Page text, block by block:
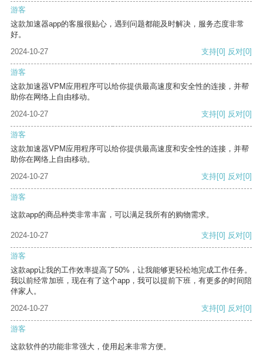
游客
这款加速器app的客服很贴心，遇到问题都能及时解决，服务态度非常
好。
2024-10-27
支持[0] 反对[0]
游客
这款加速器VPM应用程序可以给你提供最高速度和安全性的连接，并帮
助你在网络上自由移动。
2024-10-27
支持[0] 反对[0]
游客
这款加速器VPM应用程序可以给你提供最高速度和安全性的连接，并帮
助你在网络上自由移动。
2024-10-27
支持[0] 反对[0]
游客
这款app的商品种类非常丰富，可以满足我所有的购物需求。
2024-10-27 支持[0] 反对[0]
游客
这款app让我的工作效率提高了50%，让我能够更轻松地完成工作任务。
我以前经常加班，现在有了这个app，我可以提前下班，有更多的时间陪
伴家人。
2024-10-27
支持[0] 反对[0]
游客
这款软件的功能非常强大，使用起来非常方便。